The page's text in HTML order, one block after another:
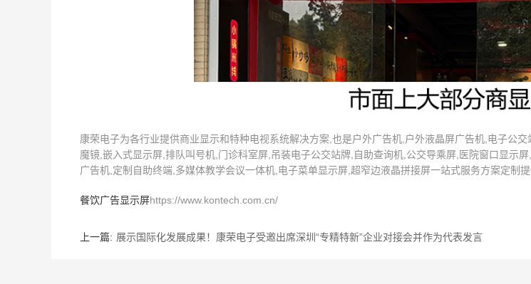
康荣电子为各行业提供商业显示和特种电视系统解决方案,也是户外广告机,户外液晶屏广告机,电子公
魔镜,嵌入式显示屏,排队叫号机,门诊科室屏,吊装电子公交站牌,自助查询机,公交导乘屏,医院窗口显示
广告机,定制自助终端,多媒体教学会议一体机,电子菜单显示屏,超窄边液晶拼接屏一站式服务方案定制
餐饮广告显示屏https://www.kontech.com.cn/
上一篇: 展示国际化发展成果！康荣电子受邀出席深圳“专精特新”企业对接会并作为代表发言